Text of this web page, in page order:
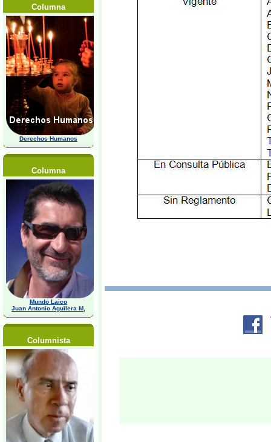
Columna
Derechos Humanos
Columna
Mundo Laico
Juan Antonio Aguilera M,
Columnista